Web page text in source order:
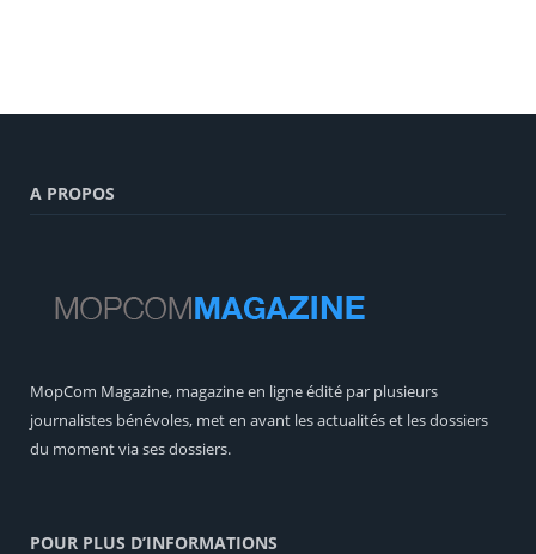
A PROPOS
MopCom Magazine, magazine en ligne édité par plusieurs
journalistes bénévoles, met en avant les actualités et les dossiers
du moment via ses dossiers.
POUR PLUS D’INFORMATIONS